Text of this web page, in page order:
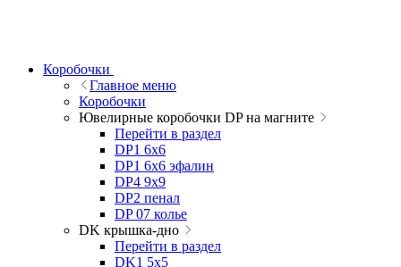
Коробочки
Главное меню
Коробочки
Ювелирные коробочки DP на магните
Перейти в раздел
DP1 6x6
DP1 6x6 эфалин
DP4 9x9
DP2 пенал
DP 07 колье
DK крышка-дно
Перейти в раздел
DK1 5x5